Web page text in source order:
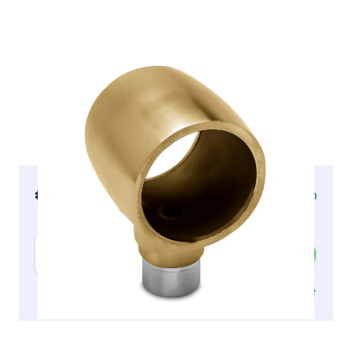
€ 29,93 incl. btw 2-5 werkdagen
Aantal
Toevoegen aan offerte